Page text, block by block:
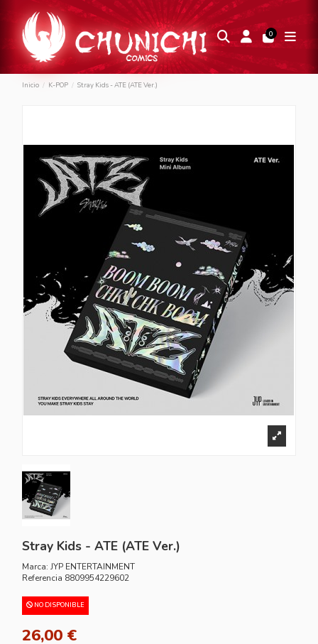
0
Inicio K-POP Stray Kids - ATE (ATE Ver.)
Stray Kids - ATE (ATE Ver.)
Marca: JYP ENTERTAINMENT
Referencia 8809954229602
NO DISPONIBLE
26,00 €